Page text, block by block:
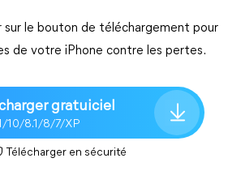
sur le bouton de téléchargement pour
de votre iPhone contre les pertes.
gratuiciel
10/8.1/8/7/XP
Télécharger en sécurité